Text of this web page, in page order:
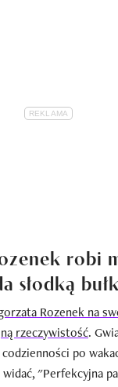
robi
słodką
Rozenek na
rzeczywistość.
po
"Perfekcyjna